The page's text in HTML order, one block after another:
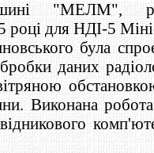
"МЕЛМ",
році для НДІ-5
була
даних
Виконана